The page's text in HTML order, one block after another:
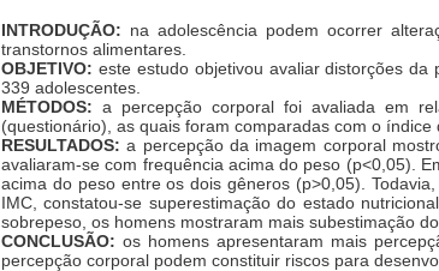
INTRODUÇÃO: na adolescência podem ocorrer
transtornos alimentares.
OBJETIVO: este estudo objetivou avaliar distorções
339 adolescentes.
MÉTODOS: a percepção corporal foi avaliada em
(questionário), as quais foram comparadas com o
RESULTADOS: a percepção da imagem corporal
avaliaram-se com frequência acima do peso (p<0,05).
acima do peso entre os dois gêneros (p>0,05).
IMC, constatou-se superestimação do estado
sobrepeso, os homens mostraram mais subestimação
CONCLUSÃO: os homens apresentaram mais
percepção corporal podem constituir riscos para